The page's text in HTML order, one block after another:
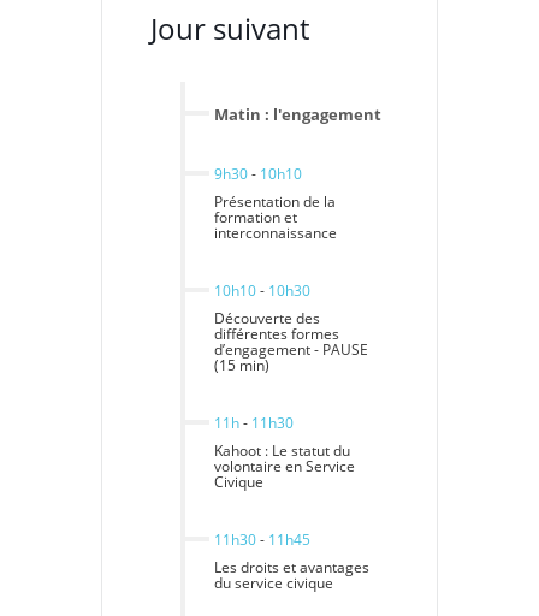
Jour suivant
Matin : l'engagement
9h30- 10h10
Présentation de la
formation et
interconnaissance
10h10- 10h30
Découverte des
différentes formes
d’engagement - PAUSE
(15 min)
11h- 11h30
Kahoot : Le statut du
volontaire en Service
Civique
11h30- 11h45
Les droits et avantages
du service civique